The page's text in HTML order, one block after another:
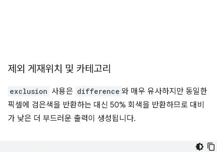
제외 게재위치 및 카테고리
exclusion 사용은 difference 와 매우 유사하지만 동일한
픽셀에 검은색을 반환하는 대신 50% 회색을 반환하므로 대비
가 낮은 더 부드러운 출력이 생성됩니다.